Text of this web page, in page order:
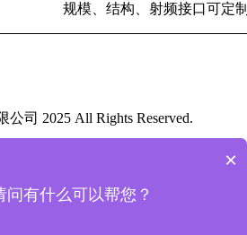
规模、结构、射频接口可定
司 2025 All Rights Reserved.
×
有什么可以帮您？